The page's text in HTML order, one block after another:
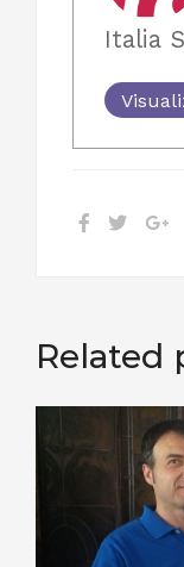
Italia
Related